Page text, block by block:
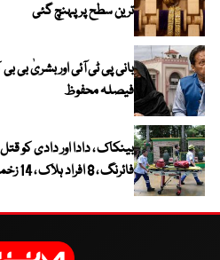
ترین سطح پر پہنچ گئی
بانی پی ٹی آئی اور بشریٰ بی
فیصلہ محفوظ
بینکاک ، دادا اور دادی کو
فائرنگ ، 8 افراد ہلاک ، 14 زخمی